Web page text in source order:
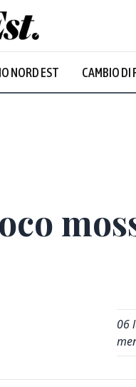
NORD EST CAMBIO DI
06